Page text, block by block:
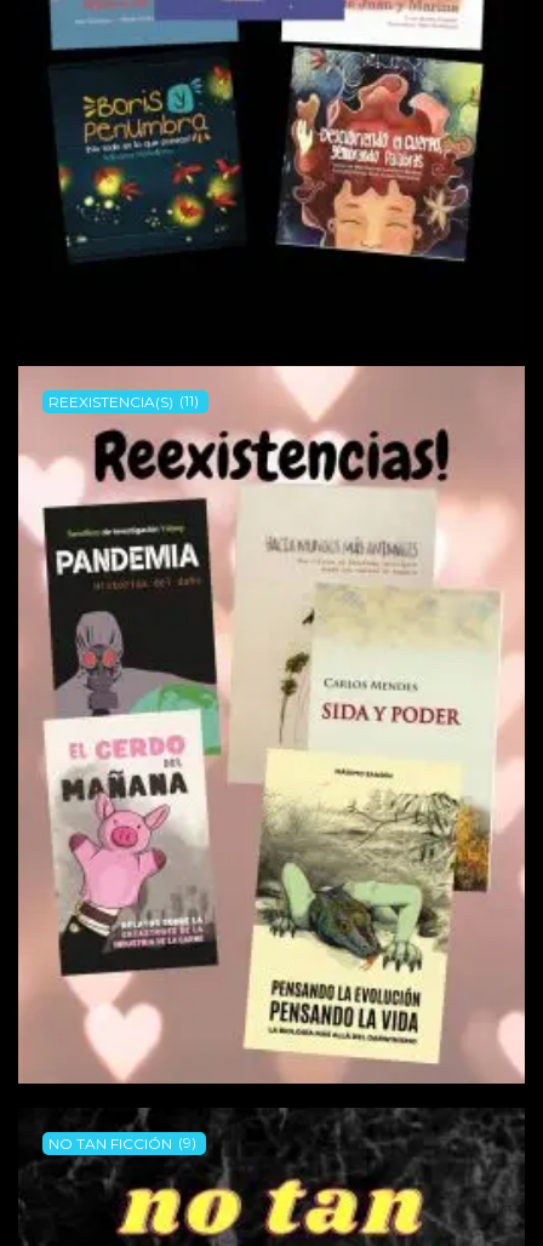
REEXISTENCIA(S) (11)
NO TAN FICCIÓN (9)